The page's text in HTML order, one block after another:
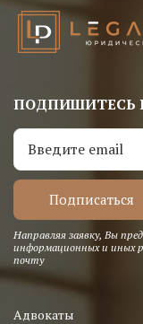
ПОДПИШИТЕСЬ
Направляя заявку, Вы
информационных и иных
почту
Адвокаты